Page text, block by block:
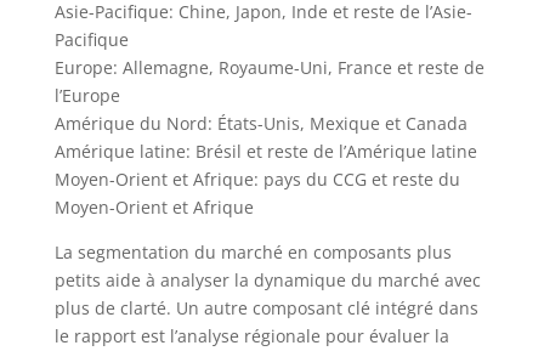
Asie-Pacifique: Chine, Japon, Inde et reste de l’Asie-
Pacifique
Europe: Allemagne, Royaume-Uni, France et reste de
l’Europe
Amérique du Nord: États-Unis, Mexique et Canada
Amérique latine: Brésil et reste de l’Amérique latine
Moyen-Orient et Afrique: pays du CCG et reste du
Moyen-Orient et Afrique
La segmentation du marché en composants plus
petits aide à analyser la dynamique du marché avec
plus de clarté. Un autre composant clé intégré dans
le rapport est l’analyse régionale pour évaluer la